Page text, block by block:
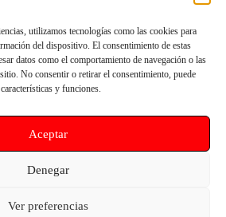
utilizamos tecnologías como las cookies para
del dispositivo. El consentimiento de estas
datos como el comportamiento de navegación o las
No consentir o retirar el consentimiento, puede
y funciones.
Aceptar
Denegar
Ver preferencias
al
la
Artículo siguiente
Diez universidades compiten en
Nacional Universitario de Vela